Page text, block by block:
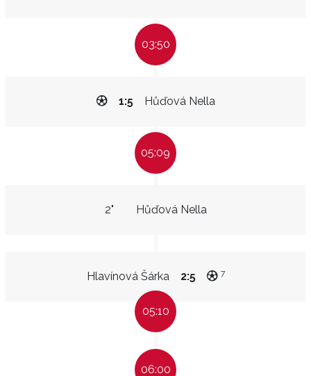
03:50
Hůďová Nella
1:5
05:09
Hůďová Nella
2"
Hlavínová Šárka 2:5 7
05:10
06:00